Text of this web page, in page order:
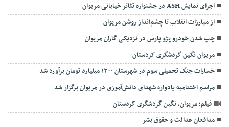
اجرای نمایش ASH در جشنواره تئاتر خیابانی مریوان
از مبارزات انقلاب تا چشم‌انداز روشن مریوان
چپ شدن خودرو پژو پارس در نزدیکی گاران مریوان
مریوان نگین گردشگری کردستان
خسارات جنگ تحمیلی سوم در شهرستان ۱۳۰۰ میلیارد تومان برآورد شد
مراسم اختتاميه یادواره شهدای دانش‌آموزی در مریوان برگزار شد
فیلم؛ مریوان، نگین گردشگری کردستان
مدافعان عدالت و حقوق بشر